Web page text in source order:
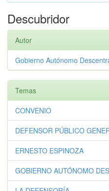
Descubridor
Autor
Gobierno Autónomo
Temas
CONVENIO
DEFENSOR PÚBLICO
ERNESTO ESPINOZA
GOBIERNO AUTÓNOMO